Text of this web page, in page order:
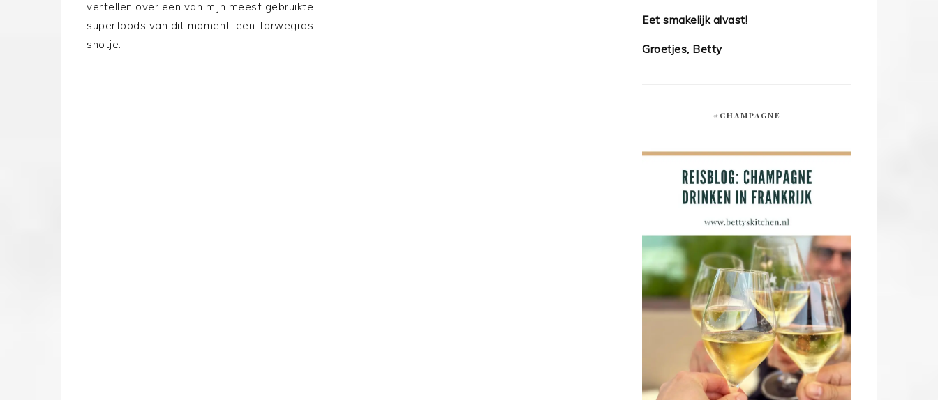
vertellen over een van mijn meest gebruikte
superfoods van dit moment: een Tarwegras
shotje.
Eet smakelijk alvast!
Groetjes, Betty
#CHAMPAGNE